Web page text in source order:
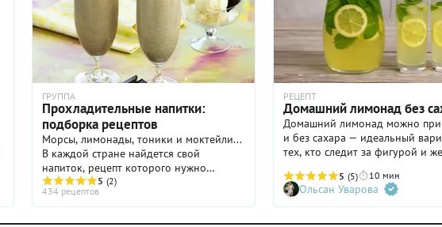
ГРУППА
Прохладительные напитки:
подборка рецептов
Морсы, лимонады, тоники и моктейли...
В каждой стране найдется свой
напиток, рецепт которого нужно
обязательно запомнить на случай
летней жары.
5 (2)
434 рецептов
РЕЦЕПТ
Домашний лимонад без
Домашний лимонад можно
и без сахара — идеальный
тех, кто следит за фигурой и
в своем рационе. Мы предлагаем
использовать в качестве
сироп топинамбура — он
и обладает низким
5 (5) 10 мин
Ольсан Уварова